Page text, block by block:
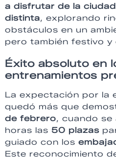
a disfrutar de la
distinta, explorando
obstáculos en un
pero también festivo y
Éxito absoluto en
entrenamientos
La expectación por la
quedó más que
de febrero, cuando
horas las 50 plazas
guiado con los
Este reconocimiento